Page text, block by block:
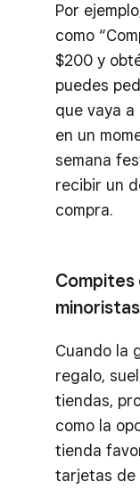
Por
como
$200 y
puedes
que vaya
en un
semana
recibir un
compra.
Compites
minoristas
Cuando la
regalo,
tiendas,
como la
tienda
tarjetas de